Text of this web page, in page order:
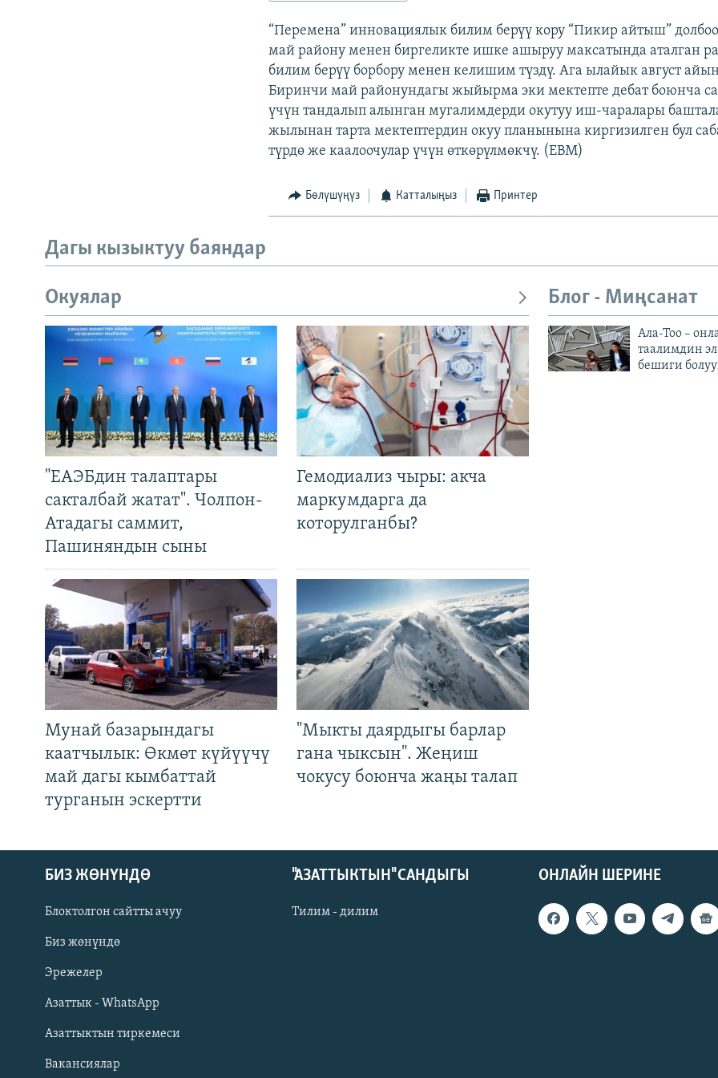
Русский
ОНЛАЙН ШЕРИНЕ
“Перемена” инновациялык билим берүү кору “Пикир айтыш”
май району менен биргеликте ишке ашыруу максатында аталган
билим берүү борбору менен келишим түздү. Ага ылайык август
Биринчи май районундагы жыйырма эки мектепте дебат боюнча
үчүн тандалып алынган мугалимдерди окутуу иш-чаралары
жылынан тарта мектептердин окуу планынына киргизилген бул
түрдө же каалоочулар үчүн өткөрүлмөкчү. (EBM)
Бөлүшүңүз Катталыңыз Принтер
Дагы кызыктуу баяндар
Окуялар
"ЕАЭБдин талаптары
сакталбай жатат". Чолпон-
Атадагы саммит,
Пашиняндын сыны
Гемодиализ чыры: акча
маркумдарга да
которулганбы?
Мунай базарындагы
каатчылык: Өкмөт күйүүчү
май дагы кымбаттай
турганын эскертти
"Мыкты даярдыгы барлар
гана чыксын". Жеңиш
чокусу боюнча жаңы талап
Блог - Миңсанат
Ала-Тоо –
таалимдин
бешиги
ОНЛАЙН ШЕРИНЕ
БИЗ ЖӨНҮНДӨ
Блоктолгон сайтты ачуу
Биз жөнүндө
Эрежелер
Азаттык - WhatsApp
Азаттыктын тиркемеси
Вакансиялар
"АЗАТТЫКТЫН" САНДЫГЫ
Тилим - дилим